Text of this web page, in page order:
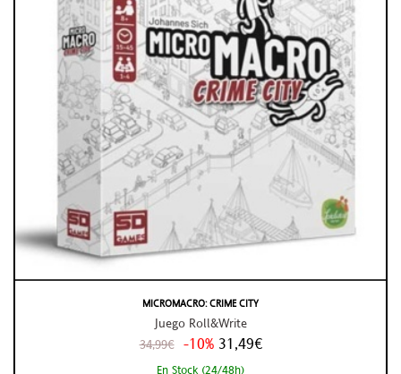
MICROMACRO: CRIME CITY
Juego Roll&Write
34,99€ -10% 31,49€
En Stock (24/48h)